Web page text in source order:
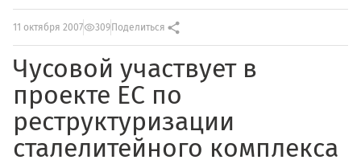
11 октября 2007 309 Поделиться
Чусовой участвует в
проекте ЕС по
реструктуризации
сталелитейного комплекса